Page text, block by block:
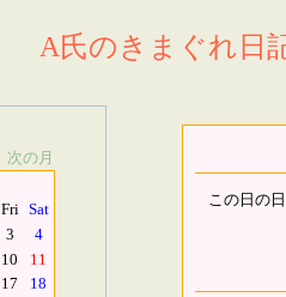
A氏のきまぐれ日
次の月
Fri Sat
3
4
10
11
17
18
この日の